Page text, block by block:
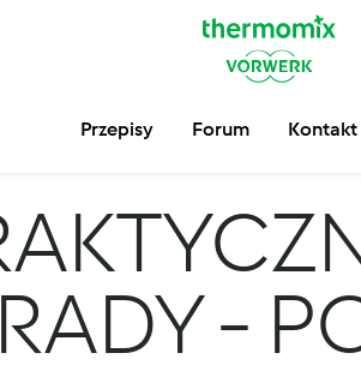
Przepisy Forum Kontakt
-